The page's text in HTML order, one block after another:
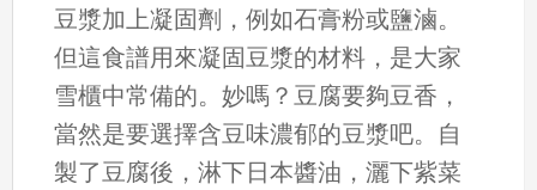
豆漿加上凝固劑，例如石膏粉或鹽滷。
但這食譜用來凝固豆漿的材料，是大家
雪櫃中常備的。妙嗎？豆腐要夠豆香，
當然是要選擇含豆味濃郁的豆漿吧。自
製了豆腐後，淋下日本醬油，灑下紫菜